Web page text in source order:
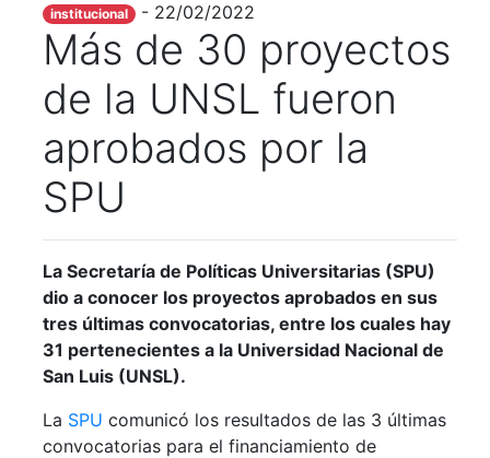
institucional - 22/02/2022
Más de 30 proyectos
de la UNSL fueron
aprobados por la
SPU
La Secretaría de Políticas Universitarias (SPU)
dio a conocer los proyectos aprobados en sus
tres últimas convocatorias, entre los cuales hay
31 pertenecientes a la Universidad Nacional de
San Luis (UNSL).
La SPU comunicó los resultados de las 3 últimas
convocatorias para el financiamiento de